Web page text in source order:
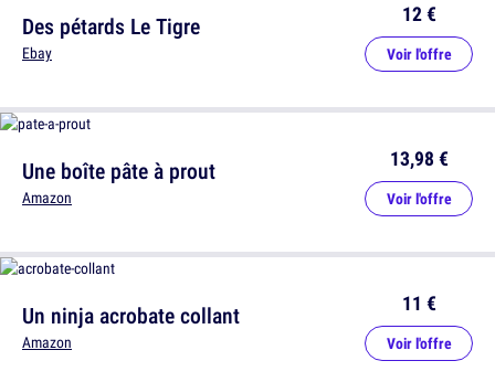
Une boîte pâte à prout
Amazon
13,98 €
Voir l'offre
Des pétards Le Tigre
Ebay
12 €
Voir l'offre
Un ninja acrobate collant
Amazon
11 €
Voir l'offre